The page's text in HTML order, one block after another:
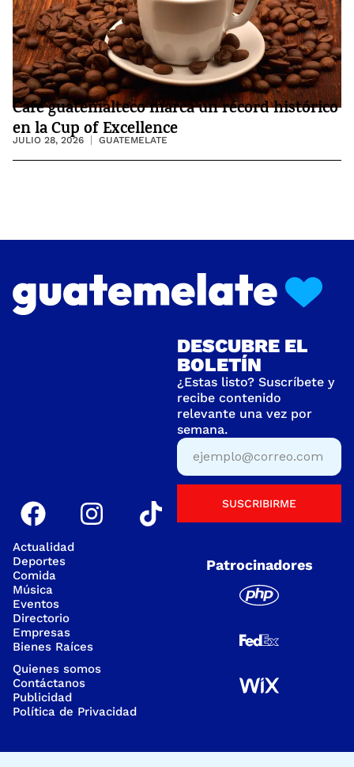
Café guatemalteco marca un récord histórico
en la Cup of Excellence
JULIO 28, 2026 GUATEMELATE
Actualidad
Deportes
Comida
Música
Eventos
Directorio
Empresas
Bienes Raíces
Quienes somos
Contáctanos
Publicidad
Política de Privacidad
DESCUBRE EL
BOLETÍN
¿Estas listo? Suscríbete y
recibe contenido
relevante una vez por
semana.
SUSCRIBIRME
Patrocinadores